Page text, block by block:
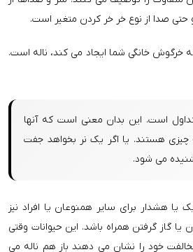
صدا از نوع خر خر کردن متغیر است.
خرگوش خانگی شما ایجاد می کند، ناله است.
است. این بدان معنی است که آنها
هستند. یا اگر یک نر بخواهد جفت
می شود.
یا هشدار برای سایر همنوعان یا افراد نیز
گاز گرفتن همراه باشد. این حیوانات وقتی
خود را نشان می دهند باز هم ناله می